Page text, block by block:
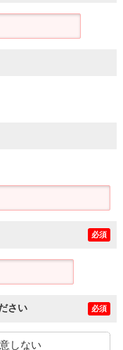
必須
さい 必須
しない